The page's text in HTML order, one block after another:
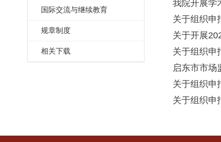
国际交流与继续教育
规章制度
相关下载
我院开展学
关于组织申
关于开展
关于组织申
启东市市场
关于组织申
关于组织申